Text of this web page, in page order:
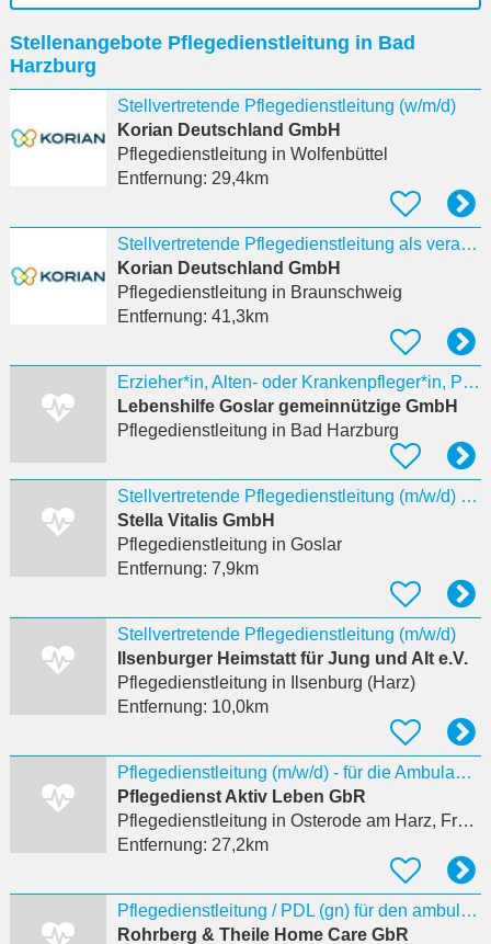
eingeben
Stellenangebote Pflegedienstleitung in Bad
Harzburg
Stellvertretende Pflegedienstleitung (w/m/d)
Korian Deutschland GmbH
Pflegedienstleitung in Wolfenbüttel
Entfernung: 29,4km
Stellvertretende Pflegedienstleitung als verantwortliche:r Pflegeprozesskoordinator:in (w/m/d)
Korian Deutschland GmbH
Pflegedienstleitung in Braunschweig
Entfernung: 41,3km
Erzieher*in, Alten- oder Krankenpfleger*in, Pflegedienstleitung (m/w/d) als Teamleitung m/w/d
Lebenshilfe Goslar gemeinnützige GmbH
Pflegedienstleitung in Bad Harzburg
Stellvertretende Pflegedienstleitung (m/w/d) in Goslar
Stella Vitalis GmbH
Pflegedienstleitung in Goslar
Entfernung: 7,9km
Stellvertretende Pflegedienstleitung (m/w/d)
Ilsenburger Heimstatt für Jung und Alt e.V.
Pflegedienstleitung in Ilsenburg (Harz)
Entfernung: 10,0km
Pflegedienstleitung (m/w/d) - für die Ambulante Pflege gesucht
Pflegedienst Aktiv Leben GbR
Pflegedienstleitung in Osterode am Harz, Freiheit
Entfernung: 27,2km
Pflegedienstleitung / PDL (gn) für den ambulanten Pflegedienst
Rohrberg & Theile Home Care GbR